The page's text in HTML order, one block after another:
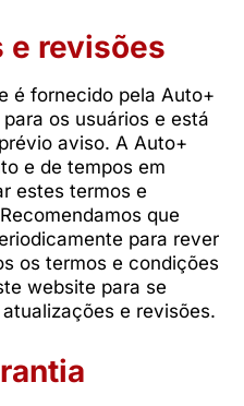
e revisões
é fornecido pela Auto+
os usuários e está
aviso. A Auto+
e de tempos em
estes termos e
que
para rever
os termos e condições
website para se
e revisões.